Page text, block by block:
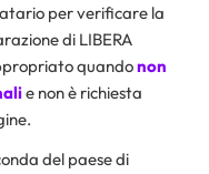
per verificare la
di LIBERA
quandonon
e non è richiesta
del paese di